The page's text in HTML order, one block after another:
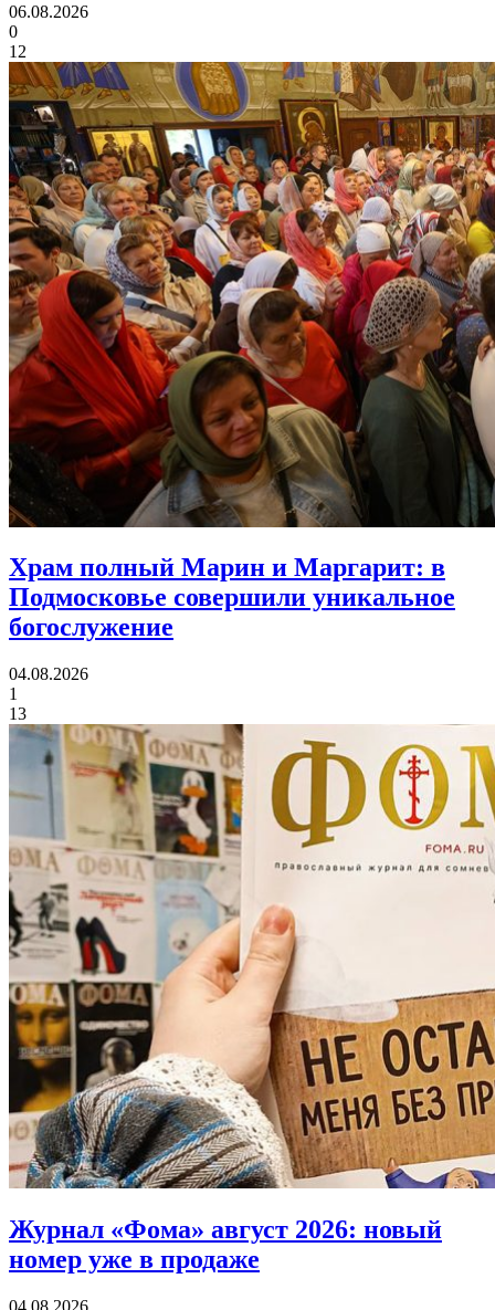
06.08.2026
0
12
Храм полный Марин и Маргарит: в
Подмосковье совершили уникальное
богослужение
04.08.2026
1
13
Журнал «Фома» август 2026: новый
номер уже в продаже